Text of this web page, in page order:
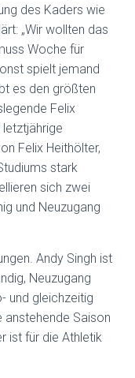
des Kaders wie
„Wir wollten das
Woche für
spielt jemand
es den größten
Felix
Felix Heithölter,
stark
sich zwei
und Neuzugang
Andy Singh ist
Neuzugang
und gleichzeitig
anstehende Saison
ist für die Athletik